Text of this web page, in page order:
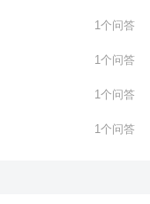
1个问答
1个问答
1个问答
1个问答